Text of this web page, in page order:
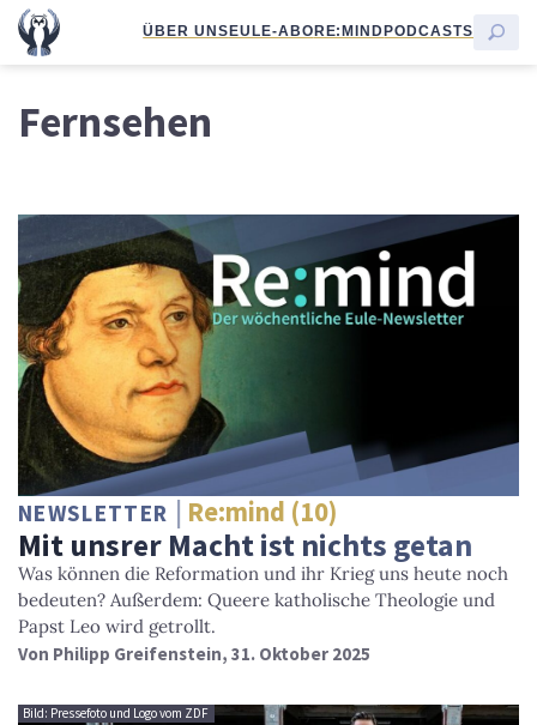
ÜBER UNSEULE-ABORE:MINDPODCASTS
Fernsehen
NEWSLETTER Re:mind (10)
Mit unsrer Macht ist nichts getan
Was können die Reformation und ihr Krieg uns heute noch
bedeuten? Außerdem: Queere katholische Theologie und
Papst Leo wird getrollt.
Von Philipp Greifenstein, 31. Oktober 2025
Bild: Pressefoto und Logo vom ZDF